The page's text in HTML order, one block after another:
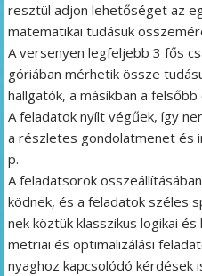
resztül adjon lehetőséget az
matematikai tudásuk
A versenyen legfeljebb 3 fős
góriában mérhetik össze
hallgatók, a másikban a
A feladatok nyílt végűek, így
a részletes gondolatmenet és
p.
A feladatsorok
ködnek, és a feladatok széles
nek köztük klasszikus logikai
metriai és optimalizálási
nyaghoz kapcsolódó kérdések